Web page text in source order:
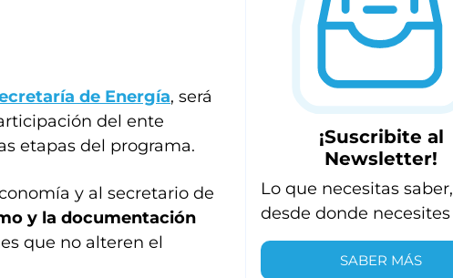
de Energía, será
del ente
etapas del programa.
y al secretario de
y la documentación
que no alteren el
¡Suscribite al
Newsletter!
Lo que necesitas saber,
desde donde necesites
SABER MÁS